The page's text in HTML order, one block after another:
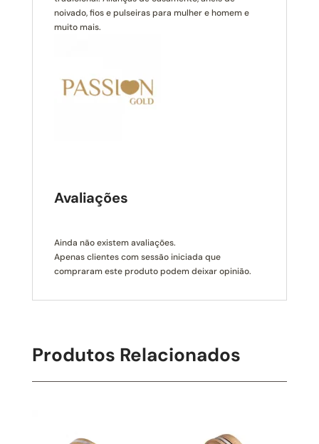
noivado, fios e pulseiras para mulher e homem e
muito mais.
Avaliações
Ainda não existem avaliações.
Apenas clientes com sessão iniciada que
compraram este produto podem deixar opinião.
Produtos Relacionados